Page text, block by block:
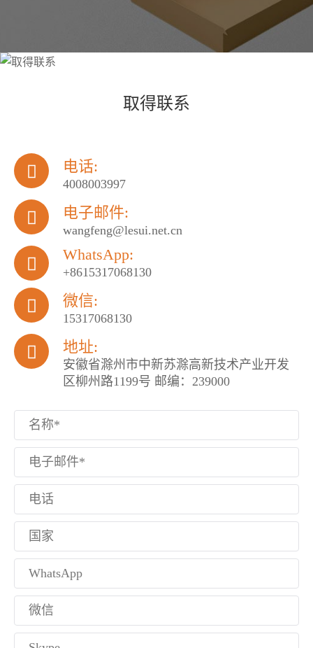
取得联系
 电话:
4008003997
 电子邮件:
wangfeng@lesui.net.cn

WhatsApp:
+8615317068130
 微信:
15317068130
 地址:
安徽省滁州市中新苏滁高新技术产业开发
区柳州路1199号 邮编：239000